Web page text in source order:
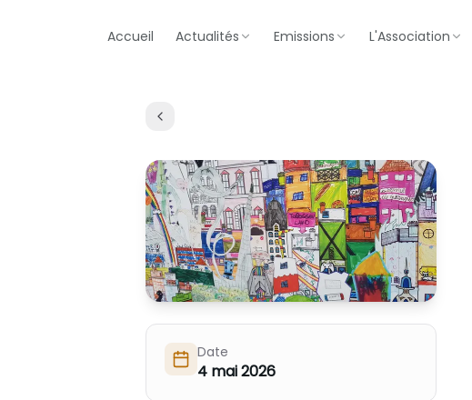
Accueil Actualités Emissions L'Association
Date
4 mai 2026